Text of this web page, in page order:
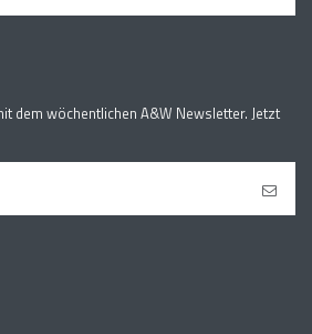
dem wöchentlichen A&W Newsletter. Jetzt